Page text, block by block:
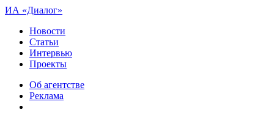
ИА «Диалог»
Новости
Статьи
Интервью
Проекты
Об агентстве
Реклама